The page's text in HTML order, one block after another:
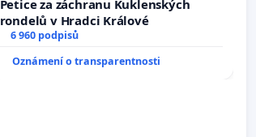
Petice za záchranu Kuklenských
rondelů v Hradci Králové
6 960 podpisů
Oznámení o transparentnosti